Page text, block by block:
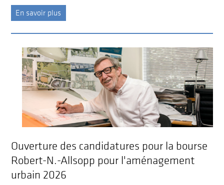
En savoir plus
Ouverture des candidatures pour la bourse
Robert-N.-Allsopp pour l'aménagement
urbain 2026